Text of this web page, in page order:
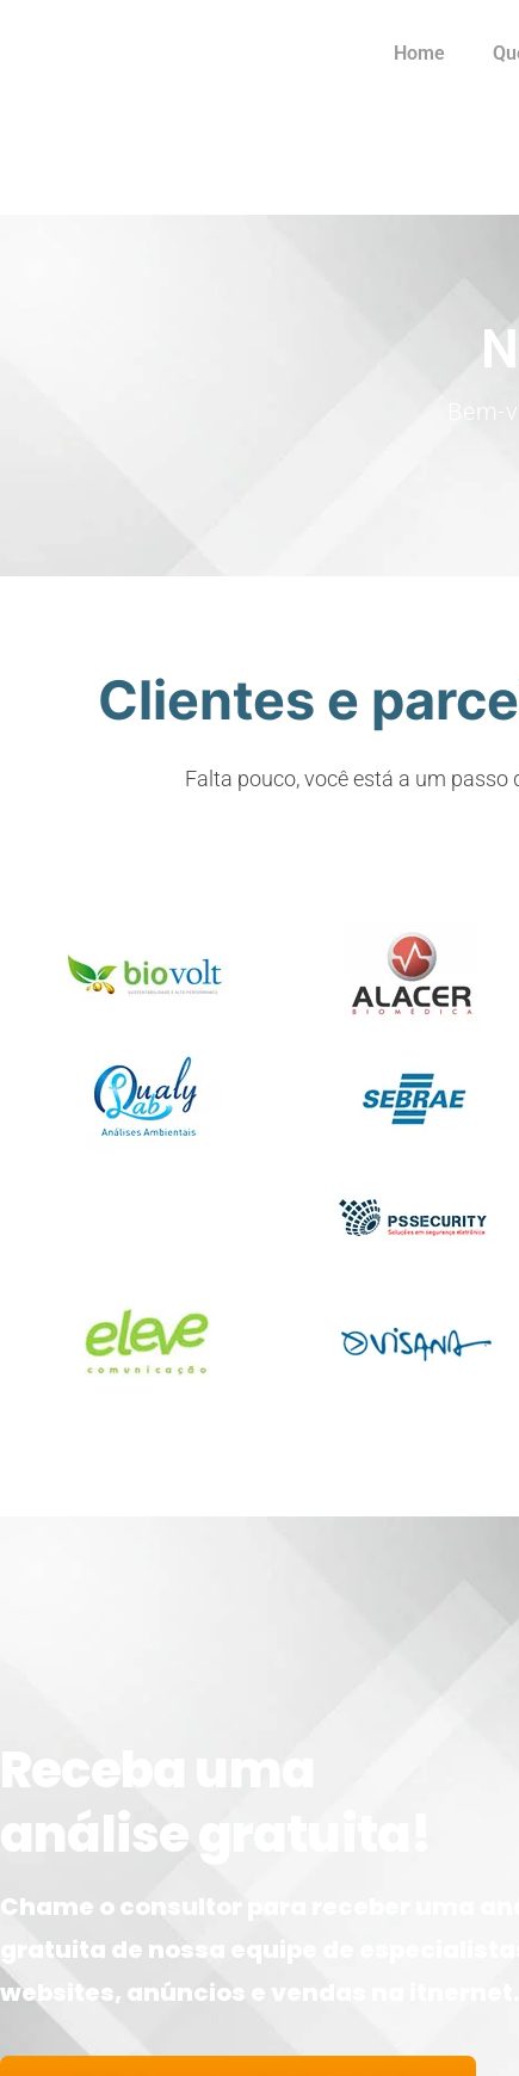
Home
Clientes e
Falta pouco, você está a um
Receba uma
análise gratuita!
Chame o consultor para receber uma
gratuita de nossa equipe de
websites, anúncios e vendas na itnernet.